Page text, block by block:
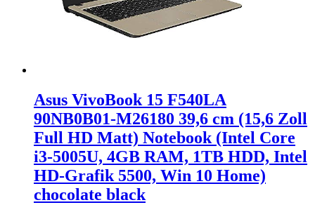
Asus VivoBook 15 F540LA
90NB0B01-M26180 39,6 cm (15,6 Zoll
Full HD Matt) Notebook (Intel Core
i3-5005U, 4GB RAM, 1TB HDD, Intel
HD-Grafik 5500, Win 10 Home)
chocolate black